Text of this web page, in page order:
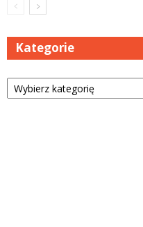
Kategorie
Kategorie